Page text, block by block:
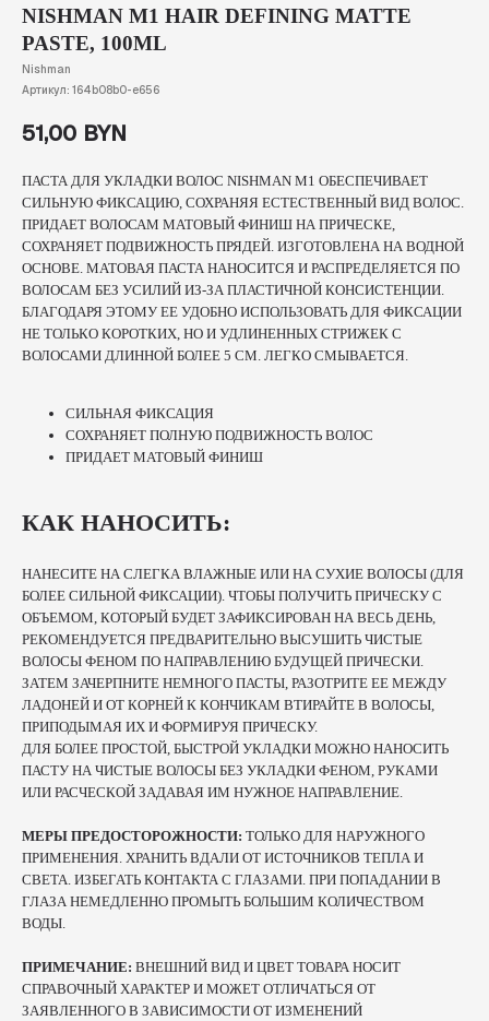
NISHMAN M1 HAIR DEFINING MATTE
PASTE, 100ML
Nishman
Артикул: 164b08b0-e656
51,00 BYN
ПАСТА ДЛЯ УКЛАДКИ ВОЛОС NISHMAN M1 ОБЕСПЕЧИВАЕТ
СИЛЬНУЮ ФИКСАЦИЮ, СОХРАНЯЯ ЕСТЕСТВЕННЫЙ ВИД ВОЛОС.
ПРИДАЕТ ВОЛОСАМ МАТОВЫЙ ФИНИШ НА ПРИЧЕСКЕ,
СОХРАНЯЕТ ПОДВИЖНОСТЬ ПРЯДЕЙ. ИЗГОТОВЛЕНА НА ВОДНОЙ
ОСНОВЕ. МАТОВАЯ ПАСТА НАНОСИТСЯ И РАСПРЕДЕЛЯЕТСЯ ПО
ВОЛОСАМ БЕЗ УСИЛИЙ ИЗ-ЗА ПЛАСТИЧНОЙ КОНСИСТЕНЦИИ.
БЛАГОДАРЯ ЭТОМУ ЕЕ УДОБНО ИСПОЛЬЗОВАТЬ ДЛЯ ФИКСАЦИИ
НЕ ТОЛЬКО КОРОТКИХ, НО И УДЛИНЕННЫХ СТРИЖЕК С
ВОЛОСАМИ ДЛИННОЙ БОЛЕЕ 5 СМ. ЛЕГКО СМЫВАЕТСЯ.
СИЛЬНАЯ ФИКСАЦИЯ
СОХРАНЯЕТ ПОЛНУЮ ПОДВИЖНОСТЬ ВОЛОС
ПРИДАЕТ МАТОВЫЙ ФИНИШ
КАК НАНОСИТЬ:
НАНЕСИТЕ НА СЛЕГКА ВЛАЖНЫЕ ИЛИ НА СУХИЕ ВОЛОСЫ (ДЛЯ
БОЛЕЕ СИЛЬНОЙ ФИКСАЦИИ). ЧТОБЫ ПОЛУЧИТЬ ПРИЧЕСКУ С
ОБЪЕМОМ, КОТОРЫЙ БУДЕТ ЗАФИКСИРОВАН НА ВЕСЬ ДЕНЬ,
РЕКОМЕНДУЕТСЯ ПРЕДВАРИТЕЛЬНО ВЫСУШИТЬ ЧИСТЫЕ
ВОЛОСЫ ФЕНОМ ПО НАПРАВЛЕНИЮ БУДУЩЕЙ ПРИЧЕСКИ.
ЗАТЕМ ЗАЧЕРПНИТЕ НЕМНОГО ПАСТЫ, РАЗОТРИТЕ ЕЕ МЕЖДУ
ЛАДОНЕЙ И ОТ КОРНЕЙ К КОНЧИКАМ ВТИРАЙТЕ В ВОЛОСЫ,
ПРИПОДЫМАЯ ИХ И ФОРМИРУЯ ПРИЧЕСКУ.
ДЛЯ БОЛЕЕ ПРОСТОЙ, БЫСТРОЙ УКЛАДКИ МОЖНО НАНОСИТЬ
ПАСТУ НА ЧИСТЫЕ ВОЛОСЫ БЕЗ УКЛАДКИ ФЕНОМ, РУКАМИ
ИЛИ РАСЧЕСКОЙ ЗАДАВАЯ ИМ НУЖНОЕ НАПРАВЛЕНИЕ.
МЕРЫ ПРЕДОСТОРОЖНОСТИ: ТОЛЬКО ДЛЯ НАРУЖНОГО
ПРИМЕНЕНИЯ. ХРАНИТЬ ВДАЛИ ОТ ИСТОЧНИКОВ ТЕПЛА И
СВЕТА. ИЗБЕГАТЬ КОНТАКТА С ГЛАЗАМИ. ПРИ ПОПАДАНИИ В
ГЛАЗА НЕМЕДЛЕННО ПРОМЫТЬ БОЛЬШИМ КОЛИЧЕСТВОМ
ВОДЫ.
ПРИМЕЧАНИЕ: ВНЕШНИЙ ВИД И ЦВЕТ ТОВАРА НОСИТ
СПРАВОЧНЫЙ ХАРАКТЕР И МОЖЕТ ОТЛИЧАТЬСЯ ОТ
ЗАЯВЛЕННОГО В ЗАВИСИМОСТИ ОТ ИЗМЕНЕНИЙ